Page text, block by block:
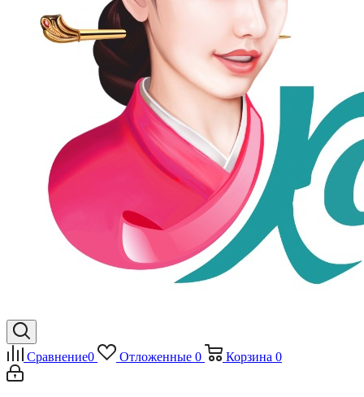
Сравнение0 Отложенные 0 Корзина 0